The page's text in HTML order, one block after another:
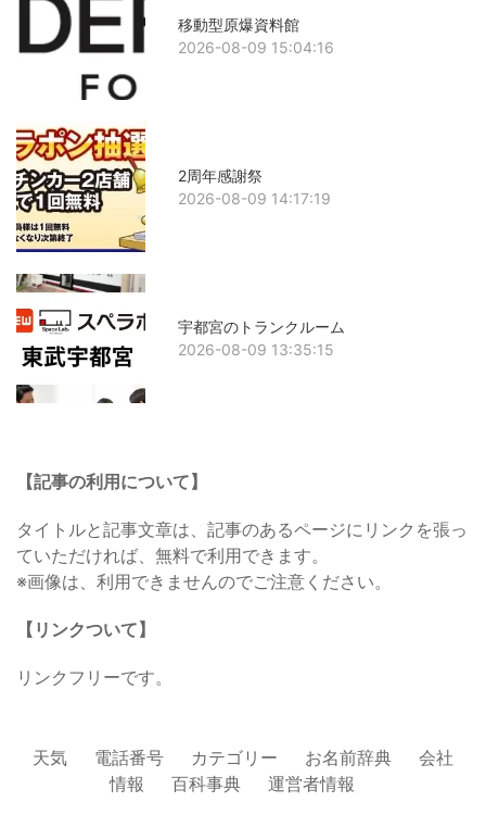
移動型原爆資料館
2026-08-09 15:04:16
2周年感謝祭
2026-08-09 14:17:19
宇都宮のトランクルーム
2026-08-09 13:35:15
【記事の利用について】
タイトルと記事文章は、記事のあるページにリンクを張っ
ていただければ、無料で利用できます。
※画像は、利用できませんのでご注意ください。
【リンクついて】
リンクフリーです。
天気 電話番号 カテゴリー お名前辞典
会社
情報
百科事典 運営者情報